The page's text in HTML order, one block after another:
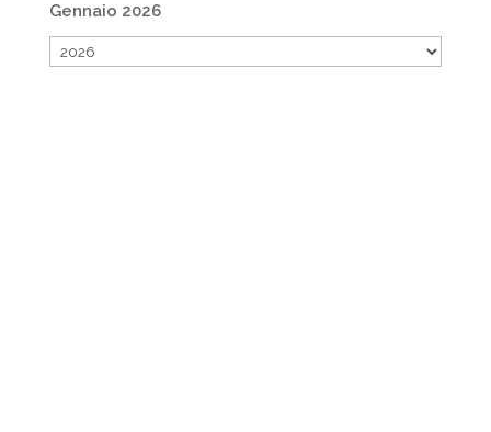
Gennaio 2026